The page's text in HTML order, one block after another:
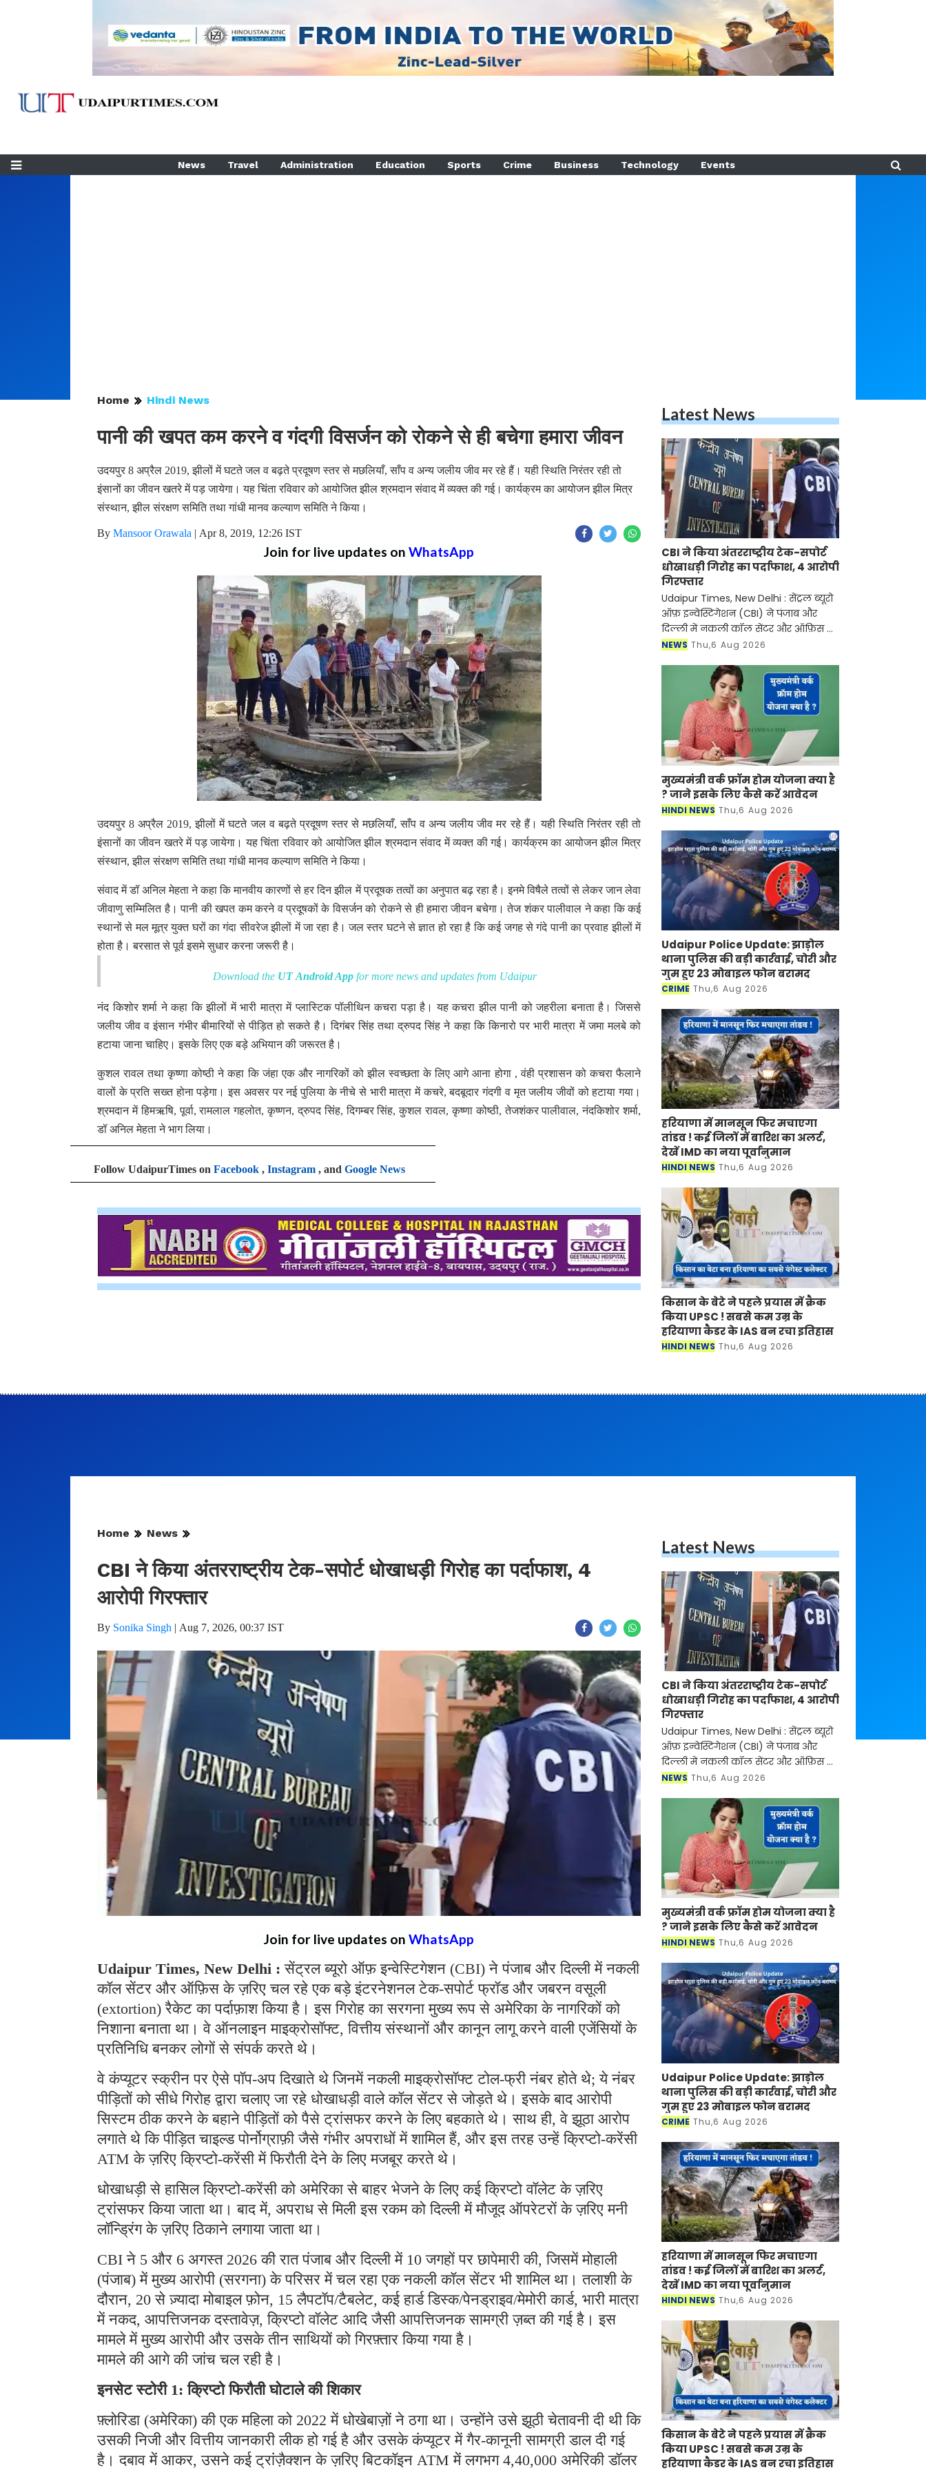
News Travel Administration Education Sports Crime Business Technology Events
Home Hindi News
पानी की खपत कम करने व गंदगी विसर्जन को रोकने से ही बचेगा हमारा जीवन
उदयपुर 8 अप्रैल 2019, झीलों में घटते जल व बढ़ते प्रदूषण स्तर से मछलियाँ, साँप व अन्य जलीय जीव मर रहे हैं। यही स्थिति निरंतर रही तो
इंसानों का जीवन खतरे में पड़ जायेगा। यह चिंता रविवार को आयोजित झील श्रमदान संवाद में व्यक्त की गई। कार्यक्रम का आयोजन झील मित्र
संस्थान, झील संरक्षण समिति तथा गांधी मानव कल्याण समिति ने किया।
By Mansoor Orawala | Apr 8, 2019, 12:26 IST
Join for live updates on WhatsApp
उदयपुर 8 अप्रैल 2019, झीलों में घटते जल व बढ़ते प्रदूषण स्तर से मछलियाँ, साँप व अन्य जलीय जीव मर रहे हैं। यही स्थिति निरंतर रही तो
इंसानों का जीवन खतरे में पड़ जायेगा। यह चिंता रविवार को आयोजित झील श्रमदान संवाद में व्यक्त की गई। कार्यक्रम का आयोजन झील मित्र
संस्थान, झील संरक्षण समिति तथा गांधी मानव कल्याण समिति ने किया।
संवाद में डॉ अनिल मेहता ने कहा कि मानवीय कारणों से हर दिन झील में प्रदूषक तत्वों का अनुपात बढ़ रहा है। इनमे विषैले तत्वों से लेकर जान लेवा
जीवाणु सम्मिलित है। पानी की खपत कम करने व प्रदूषकों के विसर्जन को रोकने से ही हमारा जीवन बचेगा। तेज शंकर पालीवाल ने कहा कि कई
स्थानों से मल मूत्र युक्त घरों का गंदा सीवरेज झीलों में जा रहा है। जल स्तर घटने से ज्ञात हो रहा है कि कई जगह से गंदे पानी का प्रवाह झीलों में
होता है। बरसात से पूर्व इसमे सुधार करना जरूरी है।
Download the UT Android App for more news and updates from Udaipur
नंद किशोर शर्मा ने कहा कि झीलों में भारी मात्रा में प्लास्टिक पॉलीथिन कचरा पड़ा है। यह कचरा झील पानी को जहरीला बनाता है। जिससे
जलीय जीव व इंसान गंभीर बीमारियों से पीड़ित हो सकते है। दिगंबर सिंह तथा द्रुपद सिंह ने कहा कि किनारो पर भारी मात्रा में जमा मलबे को
हटाया जाना चाहिए। इसके लिए एक बड़े अभियान की जरूरत है।
कुशल रावल तथा कृष्णा कोष्ठी ने कहा कि जंहा एक और नागरिकों को झील स्वच्छता के लिए आगे आना होगा , वंही प्रशासन को कचरा फैलाने
वालों के प्रति सख्त होना पड़ेगा। इस अवसर पर नई पुलिया के नीचे से भारी मात्रा में कचरे, बदबूदार गंदगी व मृत जलीय जीवों को हटाया गया।
श्रमदान में हिमऋषि, पूर्वा, रामलाल गहलोत, कृष्णन, द्रुपद सिंह, दिगम्बर सिंह, कुशल रावल, कृष्णा कोष्ठी, तेजशंकर पालीवाल, नंदकिशोर शर्मा,
डॉ अनिल मेहता ने भाग लिया।
Follow UdaipurTimes on Facebook , Instagram , and Google News
Latest News
CBI ने किया अंतरराष्ट्रीय टेक-सपोर्ट
धोखाधड़ी गिरोह का पर्दाफाश, 4 आरोपी
गिरफ्तार
Udaipur Times, New Delhi : सेंट्रल ब्यूरो
ऑफ़ इन्वेस्टिगेशन (CBI) ने पंजाब और
दिल्ली में नकली कॉल सेंटर और ऑफ़िस के
ज़रिए चल रहे एक बड़े इंटरनेशनल टेक-
NEWS Thu,6 Aug 2026
मुख्यमंत्री वर्क फ्रॉम होम योजना क्या है
? जाने इसके लिए कैसे करें आवेदन
HINDI NEWS Thu,6 Aug 2026
Udaipur Police Update: झाड़ोल
थाना पुलिस की बड़ी कार्रवाई, चोरी और
गुम हुए 23 मोबाइल फोन बरामद
CRIME Thu,6 Aug 2026
हरियाणा में मानसून फिर मचाएगा
तांडव ! कई जिलों में बारिश का अलर्ट,
देखें IMD का नया पूर्वानुमान
HINDI NEWS Thu,6 Aug 2026
किसान के बेटे ने पहले प्रयास में क्रैक
किया UPSC ! सबसे कम उम्र के
हरियाणा कैडर के IAS बन रचा इतिहास
HINDI NEWS Thu,6 Aug 2026
Home News
CBI ने किया अंतरराष्ट्रीय टेक-सपोर्ट धोखाधड़ी गिरोह का पर्दाफाश, 4
आरोपी गिरफ्तार
By Sonika Singh | Aug 7, 2026, 00:37 IST
Join for live updates on WhatsApp
Udaipur Times, New Delhi :सेंट्रल ब्यूरो ऑफ़ इन्वेस्टिगेशन (CBI) ने पंजाब और दिल्ली में नकली
कॉल सेंटर और ऑफ़िस के ज़रिए चल रहे एक बड़े इंटरनेशनल टेक-सपोर्ट फ्रॉड और जबरन वसूली
(extortion) रैकेट का पर्दाफ़ाश किया है। इस गिरोह का सरगना मुख्य रूप से अमेरिका के नागरिकों को
निशाना बनाता था। वे ऑनलाइन माइक्रोसॉफ्ट, वित्तीय संस्थानों और कानून लागू करने वाली एजेंसियों के
प्रतिनिधि बनकर लोगों से संपर्क करते थे।
वे कंप्यूटर स्क्रीन पर ऐसे पॉप-अप दिखाते थे जिनमें नकली माइक्रोसॉफ्ट टोल-फ्री नंबर होते थे; ये नंबर
पीड़ितों को सीधे गिरोह द्वारा चलाए जा रहे धोखाधड़ी वाले कॉल सेंटर से जोड़ते थे। इसके बाद आरोपी
सिस्टम ठीक करने के बहाने पीड़ितों को पैसे ट्रांसफर करने के लिए बहकाते थे। साथ ही, वे झूठा आरोप
लगाते थे कि पीड़ित चाइल्ड पोर्नोग्राफ़ी जैसे गंभीर अपराधों में शामिल हैं, और इस तरह उन्हें क्रिप्टो-करेंसी
ATM के ज़रिए क्रिप्टो-करेंसी में फिरौती देने के लिए मजबूर करते थे।
धोखाधड़ी से हासिल क्रिप्टो-करेंसी को अमेरिका से बाहर भेजने के लिए कई क्रिप्टो वॉलेट के ज़रिए
ट्रांसफर किया जाता था। बाद में, अपराध से मिली इस रकम को दिल्ली में मौजूद ऑपरेटरों के ज़रिए मनी
लॉन्ड्रिंग के ज़रिए ठिकाने लगाया जाता था।
CBI ने 5 और 6 अगस्त 2026 की रात पंजाब और दिल्ली में 10 जगहों पर छापेमारी की, जिसमें मोहाली
(पंजाब) में मुख्य आरोपी (सरगना) के परिसर में चल रहा एक नकली कॉल सेंटर भी शामिल था। तलाशी के
दौरान, 20 से ज़्यादा मोबाइल फ़ोन, 15 लैपटॉप/टैबलेट, कई हार्ड डिस्क/पेनड्राइव/मेमोरी कार्ड, भारी मात्रा
में नकद, आपत्तिजनक दस्तावेज़, क्रिप्टो वॉलेट आदि जैसी आपत्तिजनक सामग्री ज़ब्त की गई है। इस
मामले में मुख्य आरोपी और उसके तीन साथियों को गिरफ़्तार किया गया है।
मामले की आगे की जांच चल रही है।
इनसेट स्टोरी 1: क्रिप्टो फिरौती घोटाले की शिकार
फ़्लोरिडा (अमेरिका) की एक महिला को 2022 में धोखेबाज़ों ने ठगा था। उन्होंने उसे झूठी चेतावनी दी थी कि
उसकी निजी और वित्तीय जानकारी लीक हो गई है और उसके कंप्यूटर में गैर-कानूनी सामग्री डाल दी गई
है। दबाव में आकर, उसने कई ट्रांज़ैक्शन के ज़रिए बिटकॉइन ATM में लगभग 4,40,000 अमेरिकी डॉलर
Latest News
CBI ने किया अंतरराष्ट्रीय टेक-सपोर्ट
धोखाधड़ी गिरोह का पर्दाफाश, 4 आरोपी
गिरफ्तार
Udaipur Times, New Delhi : सेंट्रल ब्यूरो
ऑफ़ इन्वेस्टिगेशन (CBI) ने पंजाब और
दिल्ली में नकली कॉल सेंटर और ऑफ़िस के
ज़रिए चल रहे एक बड़े इंटरनेशनल टेक-
NEWS Thu,6 Aug 2026
मुख्यमंत्री वर्क फ्रॉम होम योजना क्या है
? जाने इसके लिए कैसे करें आवेदन
HINDI NEWS Thu,6 Aug 2026
Udaipur Police Update: झाड़ोल
थाना पुलिस की बड़ी कार्रवाई, चोरी और
गुम हुए 23 मोबाइल फोन बरामद
CRIME Thu,6 Aug 2026
हरियाणा में मानसून फिर मचाएगा
तांडव ! कई जिलों में बारिश का अलर्ट,
देखें IMD का नया पूर्वानुमान
HINDI NEWS Thu,6 Aug 2026
किसान के बेटे ने पहले प्रयास में क्रैक
किया UPSC ! सबसे कम उम्र के
हरियाणा कैडर के IAS बन रचा इतिहास